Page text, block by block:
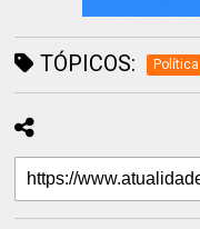
TÓPICOS: Política